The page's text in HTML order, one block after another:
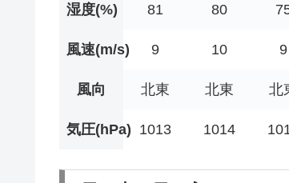
湿度(%) 81 80
風速(m/s) 9 10 9
風向 北東 北東 北
気圧(hPa) 1013 1014